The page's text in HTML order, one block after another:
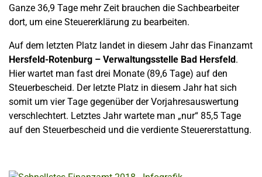
Ganze 36,9 Tage mehr Zeit brauchen die Sachbearbeiter
dort, um eine Steuererklärung zu bearbeiten.
Auf dem letzten Platz landet in diesem Jahr das Finanzamt
Hersfeld-Rotenburg – Verwaltungsstelle Bad Hersfeld.
Hier wartet man fast drei Monate (89,6 Tage) auf den
Steuerbescheid. Der letzte Platz in diesem Jahr hat sich
somit um vier Tage gegenüber der Vorjahresauswertung
verschlechtert. Letztes Jahr wartete man „nur“ 85,5 Tage
auf den Steuerbescheid und die verdiente Steuererstattung.